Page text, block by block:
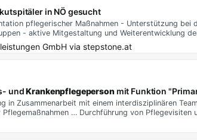
in NÖ gesucht
pflegerischer Maßnahmen - Unterstützung
- aktive Mitgestaltung und Weiterentwicklung
GmbHvia stepstone.at
undKrankenpflegepersonmit Funktion
in Zusammenarbeit mit einem interdisziplinären
Pflegemaßnahmen … Durchführung von Pflegevisiten